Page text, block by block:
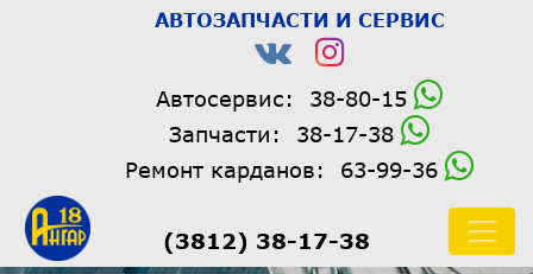
АВТОЗАПЧАСТИ И СЕРВИС
Автосервис:
38-80-15
Запчасти:
38-17-38
Ремонт карданов:
63-99-36
(3812) 38-17-38